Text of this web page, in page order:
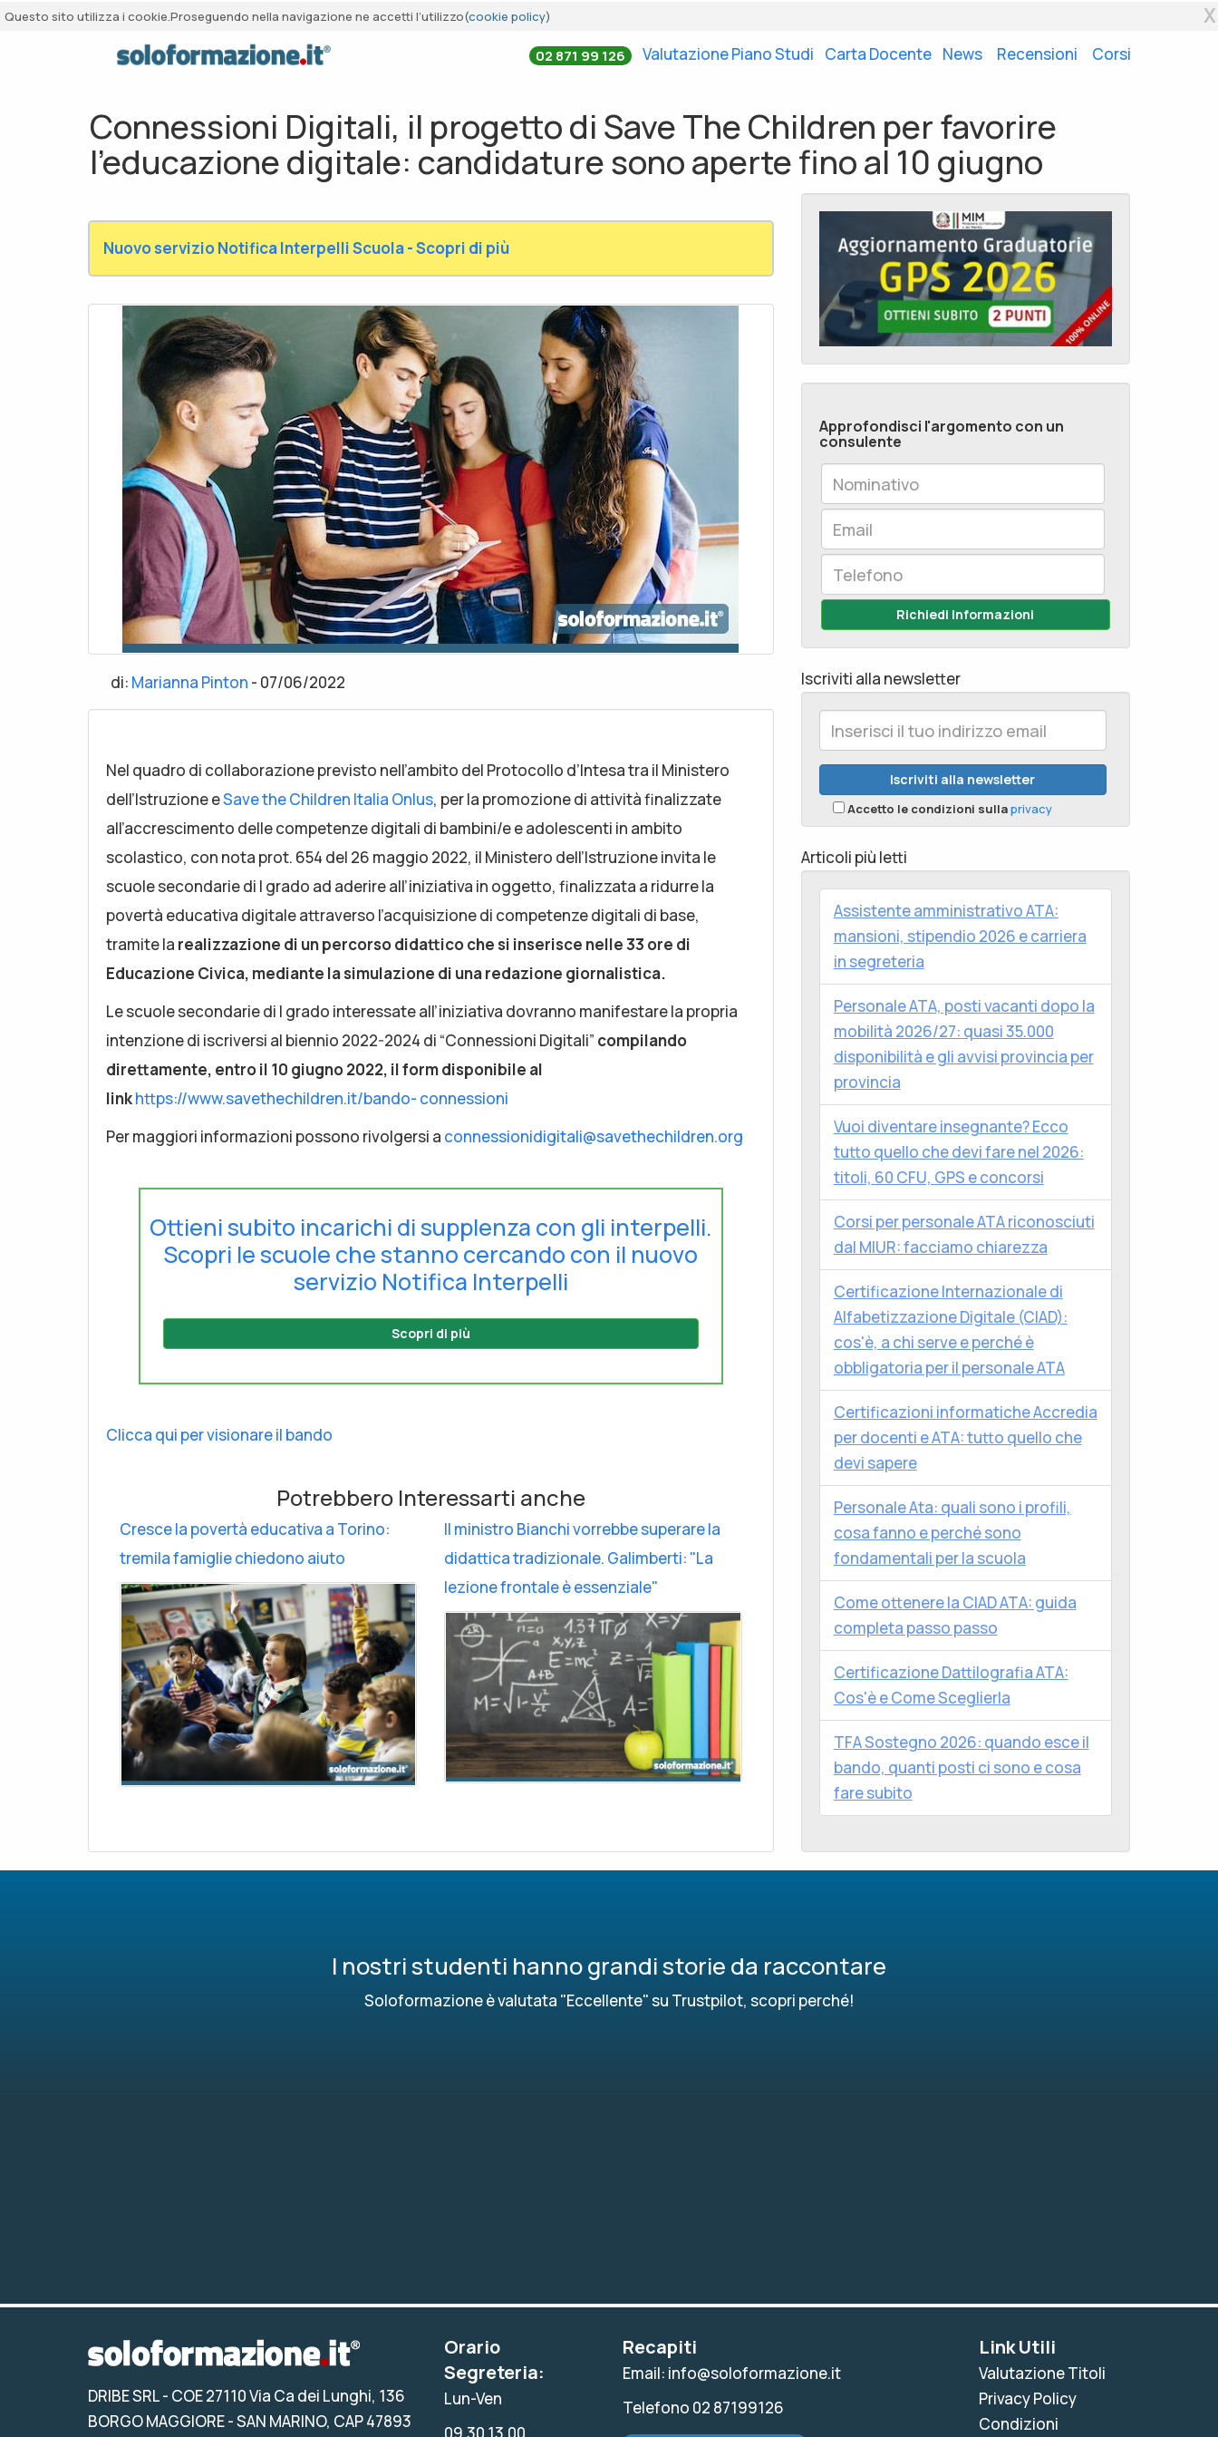
Questo sito utilizza i cookie.Proseguendo nella navigazione ne accetti l’utilizzo(cookie policy) X
02 871 99 126 Valutazione Piano Studi Carta Docente News Recensioni Corsi
Connessioni Digitali, il progetto di Save The Children per favorire
l'educazione digitale: candidature sono aperte fino al 10 giugno
Nuovo servizio Notifica Interpelli Scuola - Scopri di più
di: Marianna Pinton - 07/06/2022
Nel quadro di collaborazione previsto nell’ambito del Protocollo d’Intesa tra il Ministero
dell’Istruzione eSave the Children Italia Onlus, per la promozione di attività finalizzate
all’accrescimento delle competenze digitali di bambini/e e adolescenti in ambito
scolastico, con nota prot. 654 del 26 maggio 2022, il Ministero dell’Istruzione invita le
scuole secondarie di I grado ad aderire all’iniziativa in oggetto, finalizzata a ridurre la
povertà educativa digitale attraverso l’acquisizione di competenze digitali di base,
tramite la realizzazione di un percorso didattico che si inserisce nelle 33 ore di
Educazione Civica, mediante la simulazione di una redazione giornalistica.
Le scuole secondarie di I grado interessate all’iniziativa dovranno manifestare la propria
intenzione di iscriversi al biennio 2022-2024 di “Connessioni Digitali” compilando
direttamente, entro il 10 giugno 2022, il form disponibile al
linkhttps://www.savethechildren.it/bando- connessioni
Per maggiori informazioni possono rivolgersi a connessionidigitali@savethechildren.org
Ottieni subito incarichi di supplenza con gli interpelli.
Scopri le scuole che stanno cercando con il nuovo
servizio Notifica Interpelli
Scopri di più
Clicca qui per visionare il bando
Potrebbero Interessarti anche
Cresce la povertà educativa a Torino:
tremila famiglie chiedono aiuto
Il ministro Bianchi vorrebbe superare la
didattica tradizionale. Galimberti: "La
lezione frontale è essenziale"
Approfondisci l'argomento con un
consulente
Richiedi Informazioni
Iscriviti alla newsletter
Accetto le condizioni sullaprivacy
Articoli più letti
Assistente amministrativo ATA:
mansioni, stipendio 2026 e carriera
in segreteria
Personale ATA, posti vacanti dopo la
mobilità 2026/27: quasi 35.000
disponibilità e gli avvisi provincia per
provincia
Vuoi diventare insegnante? Ecco
tutto quello che devi fare nel 2026:
titoli, 60 CFU, GPS e concorsi
Corsi per personale ATA riconosciuti
dal MIUR: facciamo chiarezza
Certificazione Internazionale di
Alfabetizzazione Digitale (CIAD):
cos'è, a chi serve e perché è
obbligatoria per il personale ATA
Certificazioni informatiche Accredia
per docenti e ATA: tutto quello che
devi sapere
Personale Ata: quali sono i profili,
cosa fanno e perché sono
fondamentali per la scuola
Come ottenere la CIAD ATA: guida
completa passo passo
Certificazione Dattilografia ATA:
Cos'è e Come Sceglierla
TFA Sostegno 2026: quando esce il
bando, quanti posti ci sono e cosa
fare subito
I nostri studenti hanno grandi storie da raccontare
Soloformazione è valutata "Eccellente" su Trustpilot, scopri perché!
DRIBE SRL- COE 27110 Via Ca dei Lunghi, 136
BORGO MAGGIORE - SAN MARINO, CAP 47893
Orario
Segreteria:
Lun-Ven
Recapiti
Email: info@soloformazione.it
Telefono 02 87199126
Link Utili
Valutazione Titoli
Privacy Policy
Condizioni